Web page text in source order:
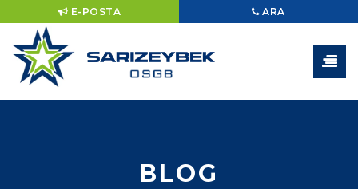
E-POSTA ARA
BLOG